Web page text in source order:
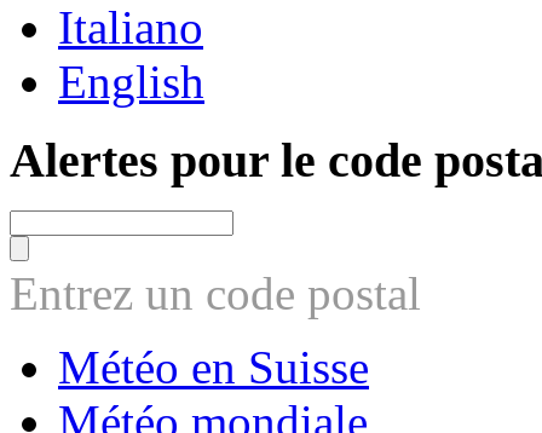
Italiano
English
Alertes pour le code
Entrez un code postal
Météo en Suisse
Météo mondiale